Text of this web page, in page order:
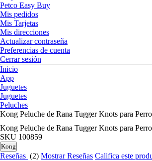
Petco Easy Buy
Mis pedidos
Mis Tarjetas
Mis direcciones
Actualizar contraseña
Preferencias de cuenta
Cerrar sesión
Inicio
App
Juguetes
Juguetes
Peluches
Kong Peluche de Rana Tugger Knots para Perro
Kong Peluche de Rana Tugger Knots para Perro
SKU 100859
Kong
Reseñas (2) Mostrar Reseñas Califica este